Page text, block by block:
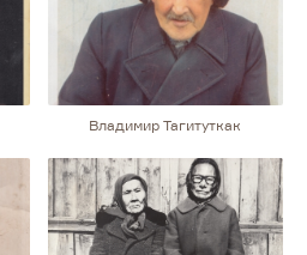
Владимир Тагитуткак